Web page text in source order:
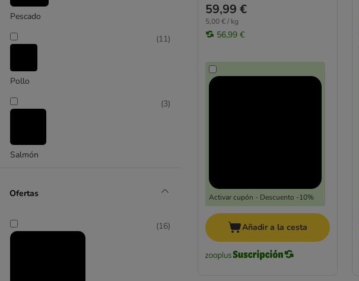
Pescado
Pollo
(11)
Salmón
(3)
Ofertas
(16)
59,99 €
5,00 € / kg
56,99 €
Activar cupón - Descuento -10%
Añadir a la cesta